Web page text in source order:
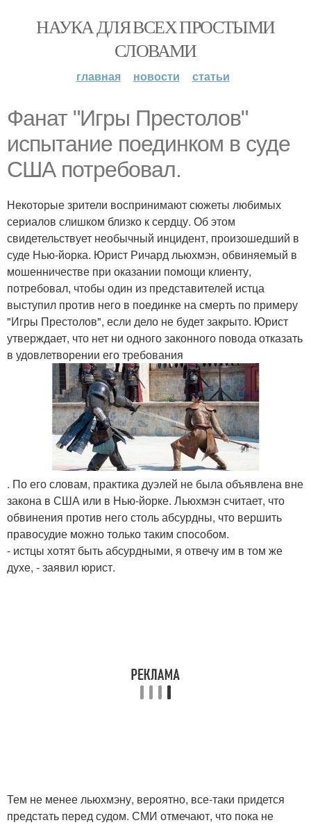
НАУКА ДЛЯ ВСЕХ ПРОСТЫМИ
СЛОВАМИ
главная новости статьи
Фанат "Игры Престолов"
испытание поединком в суде
США потребовал.
Некоторые зрители воспринимают сюжеты любимых
сериалов слишком близко к сердцу. Об этом
свидетельствует необычный инцидент, произошедший в
суде Нью-йорка. Юрист Ричард льюхмэн, обвиняемый в
мошенничестве при оказании помощи клиенту,
потребовал, чтобы один из представителей истца
выступил против него в поединке на смерть по примеру
"Игры Престолов", если дело не будет закрыто. Юрист
утверждает, что нет ни одного законного повода отказать
в удовлетворении его требования
. По его словам, практика дуэлей не была объявлена вне
закона в США или в Нью-йорке. Льюхмэн считает, что
обвинения против него столь абсурдны, что вершить
правосудие можно только таким способом.
- истцы хотят быть абсурдными, я отвечу им в том же
духе, - заявил юрист.
Тем не менее льюхмэну, вероятно, все-таки придется
предстать перед судом. СМИ отмечают, что пока не